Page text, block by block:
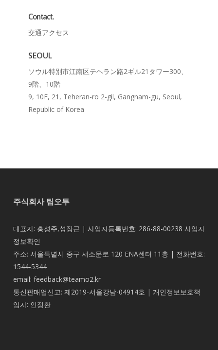
Contact.
交通アクセス
SEOUL
ソウル特別市江南区テヘラン路2ギル21タワー300、
9階、10階
9, 10F, 21, Teheran-ro 2-gil, Gangnam-gu, Seoul,
Republic of Korea
주식회사 팀오투
대표자: 홍성주,성장근 | 사업자등록번호: 286-88-00238 사업자
정보확인
주소: 서울특별시 중구 서소문로 120 ENA센터 11층 | 전화번호:
1544-5344
email: feedback@teamo2.kr
통신판매업신고: 제2019-서울강남-04914호 | 개인정보보호책
임자: 인정환